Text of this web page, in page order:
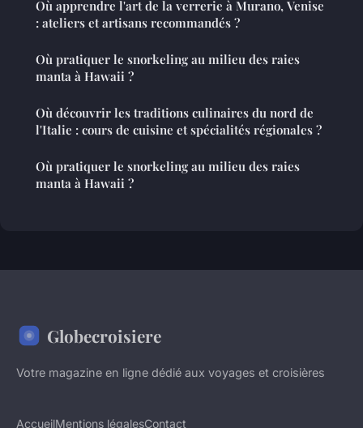
Où apprendre l'art de la verrerie à Murano, Venise
: ateliers et artisans recommandés ?
Où pratiquer le snorkeling au milieu des raies
manta à Hawaii ?
Où découvrir les traditions culinaires du nord de
l'Italie : cours de cuisine et spécialités régionales ?
Où pratiquer le snorkeling au milieu des raies
manta à Hawaii ?
Globecroisiere
Votre magazine en ligne dédié aux voyages et croisières
AccueilMentions légalesContact